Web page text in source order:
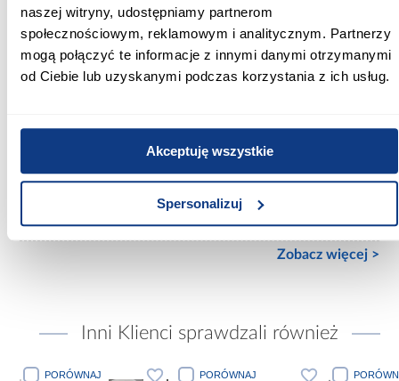
naszej witryny, udostępniamy partnerom
społecznościowym, reklamowym i analitycznym. Partnerzy
mogą połączyć te informacje z innymi danymi otrzymanymi
od Ciebie lub uzyskanymi podczas korzystania z ich usług.
Akceptuję wszystkie
Spersonalizuj
Powierzchnia spania [cm]:
200x200
Materac w komplecie:
Zobacz więcej >
Inni Klienci sprawdzali również
PORÓWNAJ PORÓWNAJ